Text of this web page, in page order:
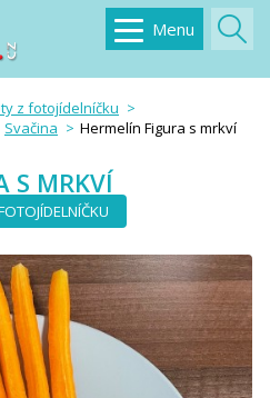
Menu
z fotojídelníčku
Svačina Hermelín Figura s mrkví
S MRKVÍ